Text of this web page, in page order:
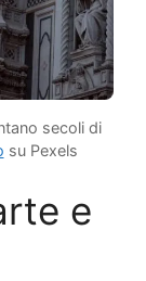
secoli di
su Pexels
e